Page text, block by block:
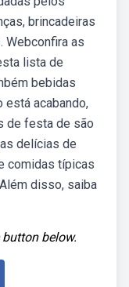
brincadeiras
Webconfira as
lista de
bebidas
está acabando,
de festa de são
delícias de
comidas típicas
disso, saiba
below.